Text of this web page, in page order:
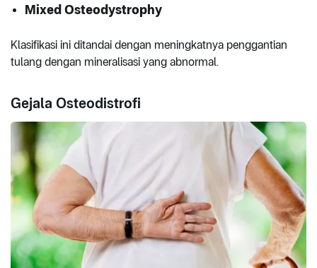
Mixed Osteodystrophy
Klasifikasi ini ditandai dengan meningkatnya penggantian
tulang dengan mineralisasi yang abnormal.
Gejala Osteodistrofi